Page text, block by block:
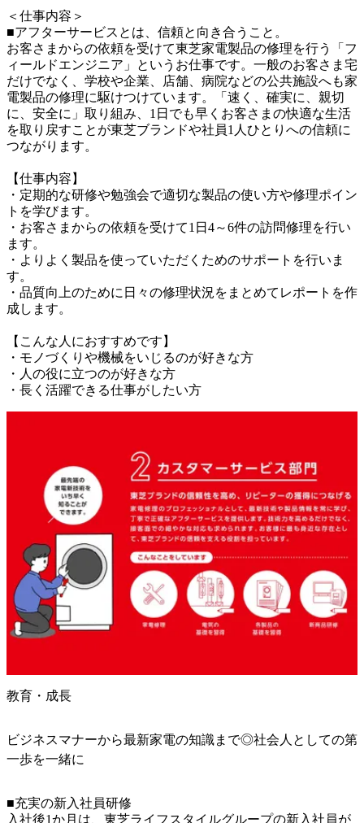
＜仕事内容＞
■アフターサービスとは、信頼と向き合うこと。
お客さまからの依頼を受けて東芝家電製品の修理を行う「フ
ィールドエンジニア」というお仕事です。一般のお客さま宅
だけでなく、学校や企業、店舗、病院などの公共施設へも家
電製品の修理に駆けつけています。「速く、確実に、親切
に、安全に」取り組み、1日でも早くお客さまの快適な生活
を取り戻すことが東芝ブランドや社員1人ひとりへの信頼に
つながります。
【仕事内容】
・定期的な研修や勉強会で適切な製品の使い方や修理ポイン
トを学びます。
・お客さまからの依頼を受けて1日4～6件の訪問修理を行い
ます。
・よりよく製品を使っていただくためのサポートを行いま
す。
・品質向上のために日々の修理状況をまとめてレポートを作
成します。
【こんな人におすすめです】
・モノづくりや機械をいじるのが好きな方
・人の役に立つのが好きな方
・長く活躍できる仕事がしたい方
教育・成長
ビジネスマナーから最新家電の知識まで◎社会人としての第
一歩を一緒に
■充実の新入社員研修
入社後1か月は、東芝ライフスタイルグループの新入社員が